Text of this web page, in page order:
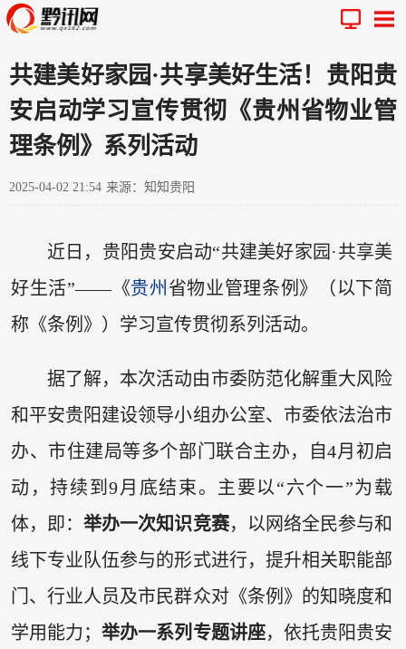
共建美好家园·共享美好生活！贵阳贵
安启动学习宣传贯彻《贵州省物业管
理条例》系列活动
2025-04-02 21:54 来源：知知贵阳
近日，贵阳贵安启动“共建美好家园·共享美
好生活”——《贵州 省物业管理条例》（以下简
称《条例》）学习宣传贯彻系列活动。
据了解，本次活动由市委防范化解重大风险
和平安贵阳建设领导小组办公室、市委依法治市
办、市住建局等多个部门联合主办，自4月初启
动，持续到9月底结束。主要以“六个一”为载
体，即：‌举办一次知识竞赛，以网络全民参与和
线下专业队伍参与的形式进行，提升相关职能部
门、行业人员及市民群众对《条例》的知晓度和
学用能力；‌举办一系列专题讲座，依托贵阳贵安